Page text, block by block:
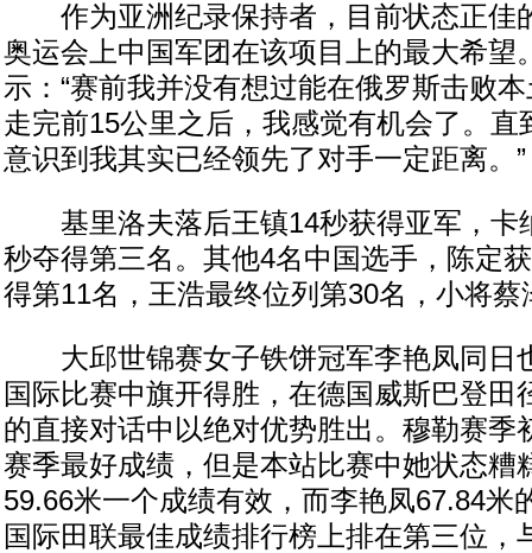
作为亚洲纪录保持者，目前状态正佳
奥运会上中国军团在该项目上的最大希望
示：“赛前我并没有想过能在俄罗斯击败
走完前15公里之后，我感觉有机会了。直
意识到我其实已经领先了对手一定距离。”
基里洛夫落后王镇14秒获得亚军，卡
秒夺得第三名。其他4名中国选手，陈定
得第11名，王浩最终位列第30名，小将蔡
大邱世锦赛女子铁饼冠军李艳凤同日
国际比赛中旗开得胜，在德国威斯巴登田
的直接对话中以绝对优势胜出。穆勒赛季
赛季最好成绩，但是本站比赛中她状态糟
59.66米一个成绩有效，而李艳凤67.84米
国际田联最佳成绩排行榜上排在第三位，